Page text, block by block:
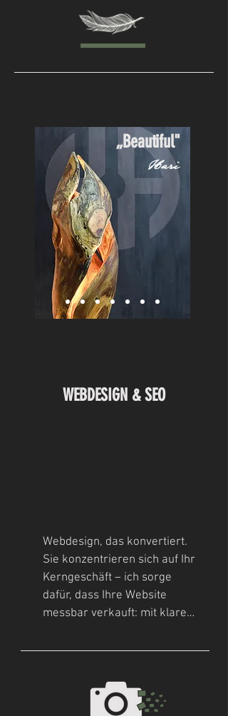
„Beautiful"
Hari
WEBDESIGN & SEO
Webdesign, das konvertiert.
Sie konzentrieren sich auf Ihr
Kerngeschäft – ich sorge
dafür, dass Ihre Website
messbar verkauft: mit klarer
Conversion Rate und einem
schafft. Ob Re-Design Ihrer
bestehenden Seite oder